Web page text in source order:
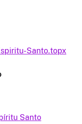
Santo.topx
Santo